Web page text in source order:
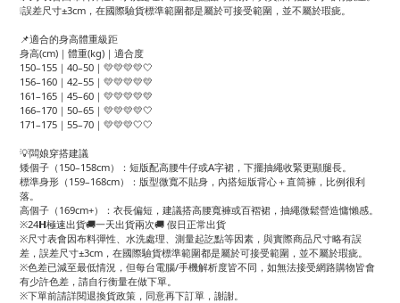
❕誤差尺寸±3cm，在國際驗貨標準範圍都是屬於可接受範圍，並不屬於瑕疵。
📌適合的身高體重級距
身高(cm)｜體重(kg)｜適合度
150–155｜40–50｜💛💛💛💛🤍
156–160｜42–55｜💛💛💛💛💛
161–165｜45–60｜💛💛💛💛💛
166–170｜50–65｜💛💛💛💛🤍
171–175｜55–70｜💛💛💛🤍🤍
💡闆娘穿搭建議
矮個子（150–158cm）：短版配高腰牛仔或A字裙，下擺抽繩收緊更顯腿長。
標準身形（159–168cm）：版型微寬不貼身，內搭短版背心＋直筒褲，比例很利
落。
高個子（169cm+）：衣長偏短，建議搭高腰寬褲或百褶裙，抽繩微鬆營造慵懶感。
※24𝗛極速出貨🚚一天出貨兩次🚚 假日正常出貨
※尺寸表會因布料彈性、水洗處理、測量起訖點等因素，與實際商品尺寸略有誤
差，誤差尺寸±3cm，在國際驗貨標準範圍都是屬於可接受範圍，並不屬於瑕疵。
※色差已減至最低情況，但每台電腦/手機解析度皆不同，如無法接受網路購物皆會
有少許色差，請自行衡量在做下單。
※下單前請詳閱退換貨政策，同意再下訂單，謝謝。